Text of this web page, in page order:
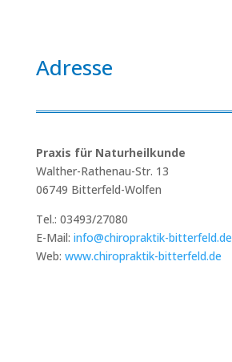
Adresse
Praxis für Naturheilkunde
Walther-Rathenau-Str. 13
06749 Bitterfeld-Wolfen
Tel.: 03493/27080
E-Mail: info@chiropraktik-bitterfeld.de
Web: www.chiropraktik-bitterfeld.de